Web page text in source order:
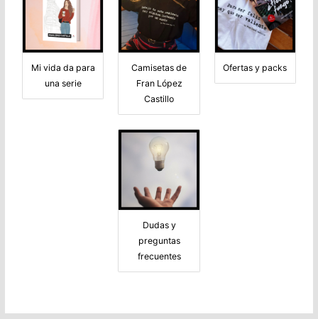
Mi vida da para
una serie
Camisetas de
Fran López
Castillo
Ofertas y packs
Dudas y
preguntas
frecuentes